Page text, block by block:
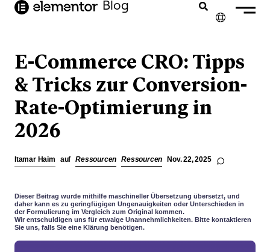
springen
Blog
ENGLISH
FRANÇAIS
NEDERLANDS
E-Commerce CRO: Tipps
& Tricks zur Conversion-
Rate-Optimierung in
2026
Itamar Haim auf Ressourcen Ressourcen Nov. 22, 2025
Dieser Beitrag wurde mithilfe maschineller Übersetzung übersetzt, und
daher kann es zu geringfügigen Ungenauigkeiten oder Unterschieden in
der Formulierung im Vergleich zum Original kommen.
Wir entschuldigen uns für etwaige Unannehmlichkeiten. Bitte kontaktieren
Sie uns, falls Sie eine Klärung benötigen.